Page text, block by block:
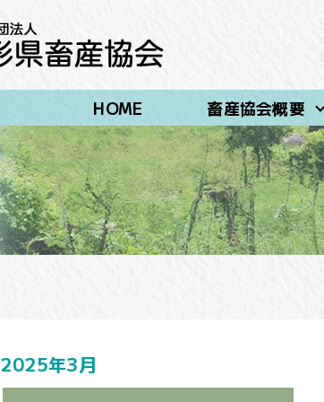
HOME 畜産協会概要
2025年3月